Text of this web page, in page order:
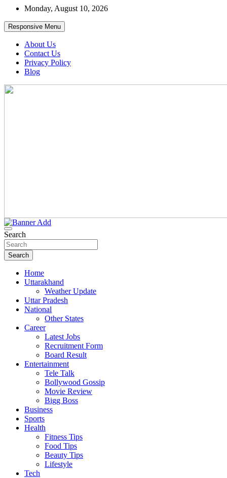
Skip
content
Monday, August 10, 2026
Responsive Menu
About Us
Contact Us
Privacy Policy
Blog
Search
Search
Home
Uttarakhand
Weather Update
Uttar Pradesh
National
Other States
Career
Latest Jobs
Recruitment Form
Board Result
Entertainment
Tele Talk
Bollywood Gossip
Movie Review
Bigg Boss
Business
Sports
Health
Fitness Tips
Food Tips
Beauty Tips
Lifestyle
Tech